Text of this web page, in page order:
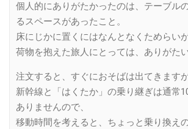
個人的にありがたかったのは、テーブル
るスペースがあったこと。
床にじかに置くにはなんとなくためらいが
荷物を抱えた旅人にとっては、ありがた
注文すると、すぐにおそばは出てきますが
新幹線と「はくたか」の乗り継ぎは通常
ありませんので、
移動時間を考えると、ちょっと乗り換え